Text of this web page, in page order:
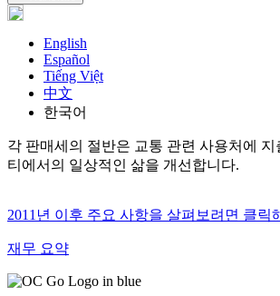
English
Español
Tiếng Việt
中文
한국어
각 판매세의 절반은 교통 관련 사용처에
티에서의 일상적인 삶을 개선합니다.
2011년 이후 주요 사항을 살펴보려면 클릭
재무 요약